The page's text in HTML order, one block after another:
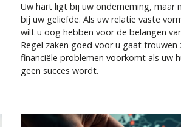
Uw hart ligt bij uw onderneming, maar
bij uw geliefde. Als uw relatie vaste
wilt u oog hebben voor de belangen
Regel zaken goed voor u gaat trouwen
financiële problemen voorkomt als uw
geen succes wordt.